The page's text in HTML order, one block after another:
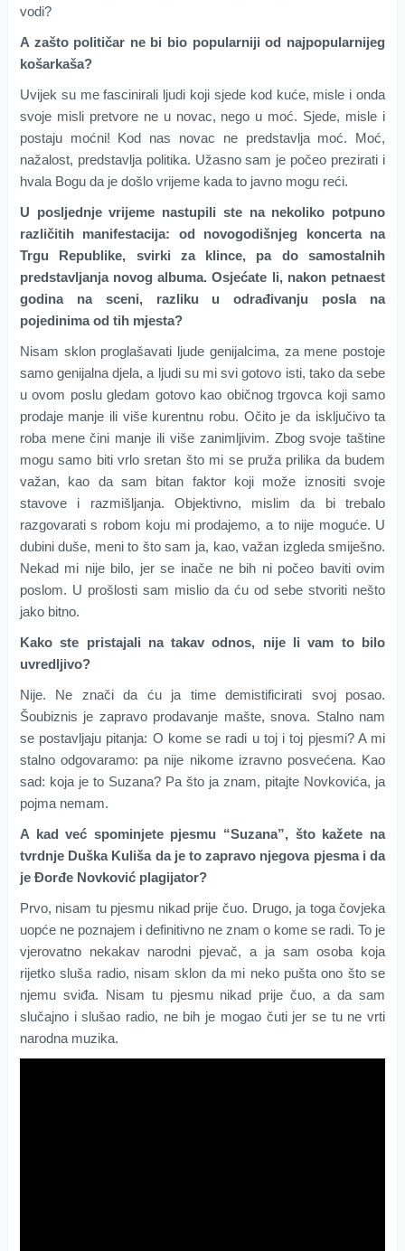
vodi?
A zašto političar ne bi bio popularniji od najpopularnijeg
košarkaša?
Uvijek su me fascinirali ljudi koji sjede kod kuće, misle i onda
svoje misli pretvore ne u novac, nego u moć. Sjede, misle i
postaju moćni! Kod nas novac ne predstavlja moć. Moć,
nažalost, predstavlja politika. Užasno sam je počeo prezirati i
hvala Bogu da je došlo vrijeme kada to javno mogu reći.
U posljednje vrijeme nastupili ste na nekoliko potpuno
različitih manifestacija: od novogodišnjeg koncerta na
Trgu Republike, svirki za klince, pa do samostalnih
predstavljanja novog albuma. Osjećate li, nakon petnaest
godina na sceni, razliku u odrađivanju posla na
pojedinima od tih mjesta?
Nisam sklon proglašavati ljude genijalcima, za mene postoje
samo genijalna djela, a ljudi su mi svi gotovo isti, tako da sebe
u ovom poslu gledam gotovo kao običnog trgovca koji samo
prodaje manje ili više kurentnu robu. Očito je da isključivo ta
roba mene čini manje ili više zanimljivim. Zbog svoje taštine
mogu samo biti vrlo sretan što mi se pruža prilika da budem
važan, kao da sam bitan faktor koji može iznositi svoje
stavove i razmišljanja. Objektivno, mislim da bi trebalo
razgovarati s robom koju mi prodajemo, a to nije moguće. U
dubini duše, meni to što sam ja, kao, važan izgleda smiješno.
Nekad mi nije bilo, jer se inače ne bih ni počeo baviti ovim
poslom. U prošlosti sam mislio da ću od sebe stvoriti nešto
jako bitno.
Kako ste pristajali na takav odnos, nije li vam to bilo
uvredljivo?
Nije. Ne znači da ću ja time demistificirati svoj posao.
Šoubiznis je zapravo prodavanje mašte, snova. Stalno nam
se postavljaju pitanja: O kome se radi u toj i toj pjesmi? A mi
stalno odgovaramo: pa nije nikome izravno posvećena. Kao
sad: koja je to Suzana? Pa što ja znam, pitajte Novkovića, ja
pojma nemam.
A kad već spominjete pjesmu “Suzana”, što kažete na
tvrdnje Duška Kuliša da je to zapravo njegova pjesma i da
je Đorđe Novković plagijator?
Prvo, nisam tu pjesmu nikad prije čuo. Drugo, ja toga čovjeka
uopće ne poznajem i definitivno ne znam o kome se radi. To je
vjerovatno nekakav narodni pjevač, a ja sam osoba koja
rijetko sluša radio, nisam sklon da mi neko pušta ono što se
njemu sviđa. Nisam tu pjesmu nikad prije čuo, a da sam
slučajno i slušao radio, ne bih je mogao čuti jer se tu ne vrti
narodna muzika.